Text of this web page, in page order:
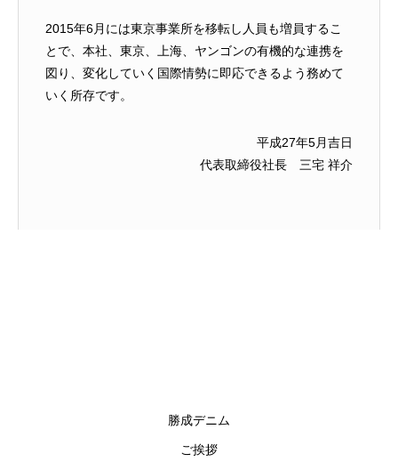
2015年6月には東京事業所を移転し人員も増員するこ
とで、本社、東京、上海、ヤンゴンの有機的な連携を
図り、変化していく国際情勢に即応できるよう務めて
いく所存です。
平成27年5月吉日
代表取締役社長 三宅 祥介
勝成デニム
ご挨拶